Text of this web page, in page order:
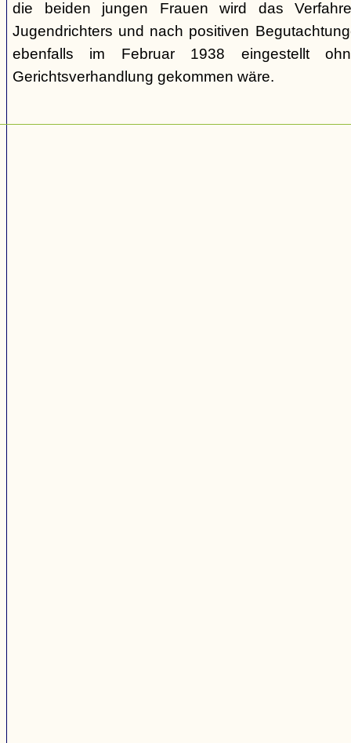
die beiden jungen Frauen wird das
Jugendrichters und nach positiven
ebenfalls im Februar 1938 eingestellt
Gerichtsverhandlung gekommen wäre.